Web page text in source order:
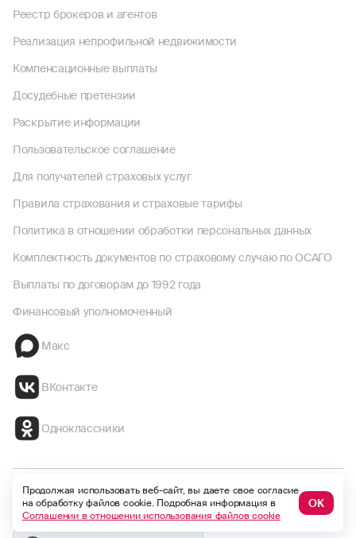
Реестр брокеров и агентов
Реализация непрофильной недвижимости
Компенсационные выплаты
Досудебные претензии
Раскрытие информации
Пользовательское соглашение
Для получателей страховых услуг
Правила страхования и страховые тарифы
Политика в отношении обработки персональных данных
Комплектность документов по страховому случаю по ОСАГО
Выплаты по договорам до 1992 года
Финансовый уполномоченный
Макс
ВКонтакте
Одноклассники
Безопасность Global version
Продолжая использовать веб-сайт, вы даете свое согласие
на обработку файлов cookie. Подробная информация в
Соглашении в отношении использования файлов cookie
ОК